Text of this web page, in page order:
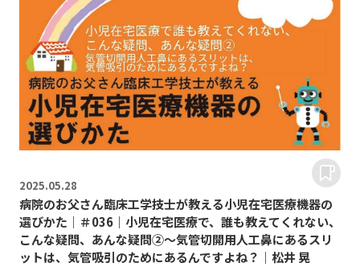
2025.05.28
病院のお父さん臨床工学技士が教える小児在宅医療機器の
選びかた｜＃036｜小児在宅医療で、誰も教えてくれない、
こんな疑問、あんな疑問②～気管切開用人工鼻にあるスリ
ットは、気管吸引のためにあるんですよね？｜松井 晃